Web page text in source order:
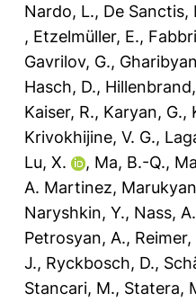
Nardo, L., De Sanctis,
, Etzelmüller, E.,
Gavrilov, G.,
Hasch, D.,
Kaiser, R., Karyan, G.,
Krivokhijine, V. G.,
Lu, X.
, Ma, B.-Q.,
A. Martinez,
Naryshkin, Y., Nass, A.
Petrosyan, A., Reimer,
J., Ryckbosch, D.,
Stancari, M., Statera,